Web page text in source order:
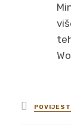
Posted
in
POVIJEST